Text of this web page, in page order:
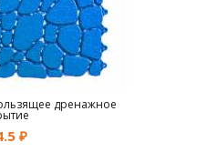
дренажное
₽